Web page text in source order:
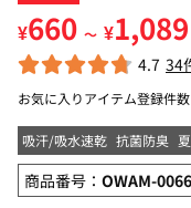
¥660 ～ ¥1,089
4.7 34
お気に入りアイテム登録件数
吸汗/吸水速乾 抗菌防臭
商品番号： OWAM-